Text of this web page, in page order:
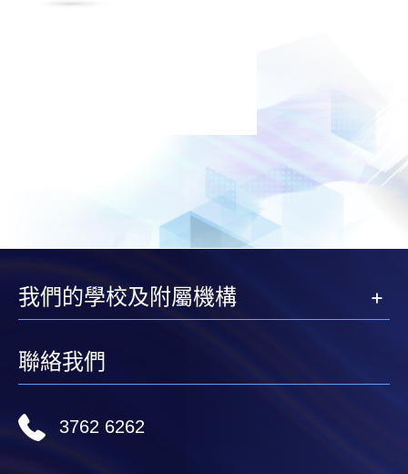
我們的學校及附屬機構
聯絡我們
3762 6262